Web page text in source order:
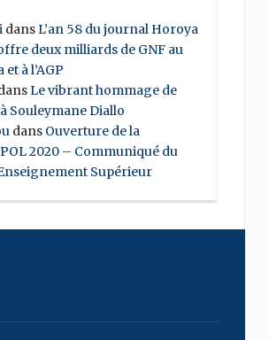
dansL’an 58 du journal Horoya
deux milliards de GNF au
à l’AGP
Le vibrant hommage de
Souleymane Diallo
dans Ouverture de la
2020 – Communiqué du
Supérieur